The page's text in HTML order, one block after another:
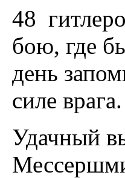
48
бою, где
день
силе врага.
Удачный